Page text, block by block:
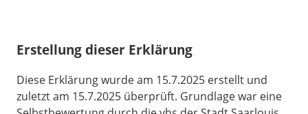
Erstellung dieser Erklärung
Diese Erklärung wurde am 15.7.2025 erstellt und
zuletzt am 15.7.2025 überprüft. Grundlage war eine